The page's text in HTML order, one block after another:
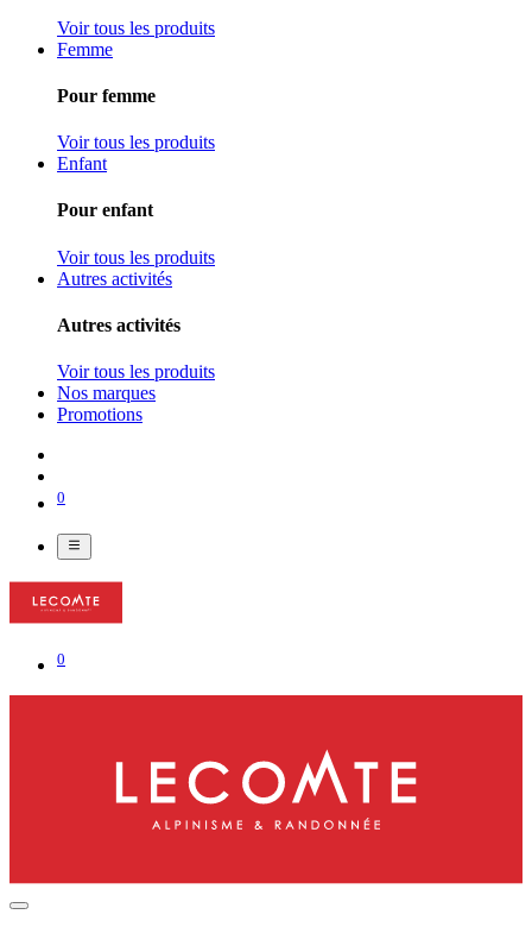
Voir tous les produits
Femme
Pour femme
Voir tous les produits
Enfant
Pour enfant
Voir tous les produits
Autres activités
Autres activités
Voir tous les produits
Nos marques
Promotions
0
0